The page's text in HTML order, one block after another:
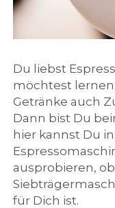
c
h
e
n
K
a
Du liebst
möchtest
Getränke auch
Dann bist Du
hier kannst Du
ausprobieren,
für Dich ist.